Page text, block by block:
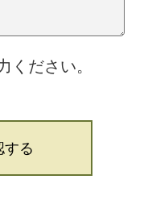
ください。
する